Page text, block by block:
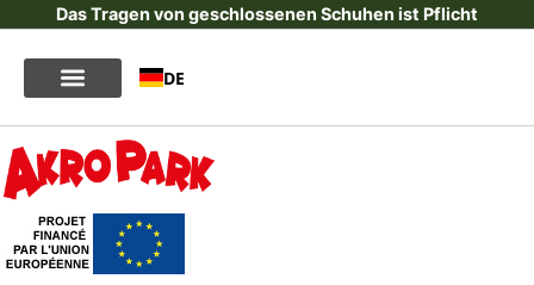
Das Tragen von geschlossenen Schuhen ist Pflicht
DE